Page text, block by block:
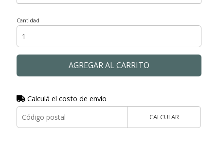
Cantidad
AGREGAR AL CARRITO
Calculá el costo de envío
CALCULAR